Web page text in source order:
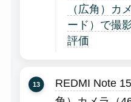
（広角）カ
ード）で撮
評価
REDMI Note